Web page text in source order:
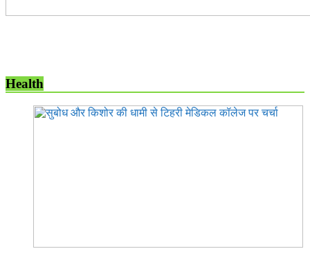
Health